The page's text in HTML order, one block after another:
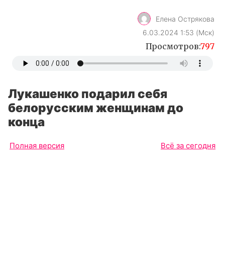
Елена Острякова
6.03.2024 1:53 (Мск)
Просмотров:797
Лукашенко подарил себя
белорусским женщинам до
конца
Полная версия Всё за сегодня